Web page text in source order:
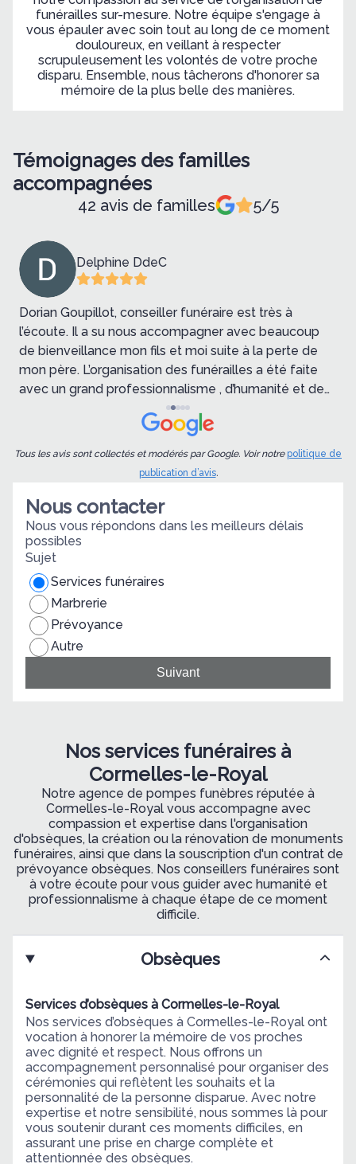
funérailles sur-mesure. Notre équipe s'engage à
vous épauler avec soin tout au long de ce moment
douloureux, en veillant à respecter
scrupuleusement les volontés de votre proche
disparu. Ensemble, nous tâcherons d'honorer sa
mémoire de la plus belle des manières.
Témoignages des familles
accompagnées
42 avis de familles 5/5
Delphine DdeC
Dorian Goupillot, conseiller funéraire est très à
l’écoute. Il a su nous accompagner avec beaucoup
de bienveillance mon fils et moi suite à la perte de
mon père. L’organisation des funérailles a été faite
avec un grand professionnalisme , d’humanité et de
Tous les avis sont collectés et modérés par Google. Voir notrepolitique de
publication d’avis.
Nous contacter
Nous vous répondons dans les meilleurs délais
possibles
Sujet
Services funéraires
Marbrerie
Prévoyance
Autre
Suivant
Nos services funéraires à
Cormelles-le-Royal
Notre agence de pompes funèbres réputée à
Cormelles-le-Royal vous accompagne avec
compassion et expertise dans l'organisation
d'obsèques, la création ou la rénovation de monuments
funéraires, ainsi que dans la souscription d'un contrat de
prévoyance obsèques. Nos conseillers funéraires sont
à votre écoute pour vous guider avec humanité et
professionnalisme à chaque étape de ce moment
difficile.
Obsèques
Services d’obsèques à Cormelles-le-Royal
Nos services d’obsèques à Cormelles-le-Royal ont
vocation à honorer la mémoire de vos proches
avec dignité et respect. Nous offrons un
accompagnement personnalisé pour organiser des
cérémonies qui reflètent les souhaits et la
personnalité de la personne disparue. Avec notre
expertise et notre sensibilité, nous sommes là pour
vous soutenir durant ces moments difficiles, en
assurant une prise en charge complète et
attentionnée des obsèques.